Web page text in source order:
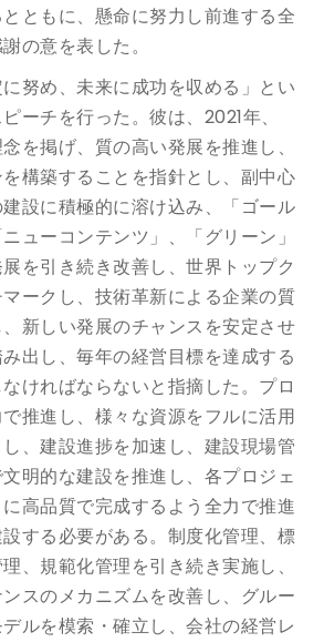
ともに、懸命に努力し前進する全
の意を表した。
努め、未来に成功を収める」とい
ーチを行った。彼は、2021年、
を掲げ、質の高い発展を推進し、
構築することを指針とし、副中心
設に積極的に溶け込み、「ゴール
ューコンテンツ」、「グリーン」
を引き続き改善し、世界トップク
ークし、技術革新による企業の質
新しい発展のチャンスを安定させ
出し、毎年の経営目標を達成する
ければならないと指摘した。プロ
推進し、様々な資源をフルに活用
、建設進捗を加速し、建設現場管
明的な建設を推進し、各プロジェ
高品質で完成するよう全力で推進
する必要がある。制度化管理、標
、規範化管理を引き続き実施し、
スのメカニズムを改善し、グルー
ルを模索・確立し、会社の経営レ